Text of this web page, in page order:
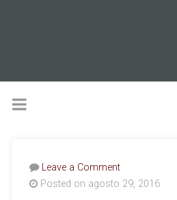
Leave a Comment
Posted on agosto 29, 2016